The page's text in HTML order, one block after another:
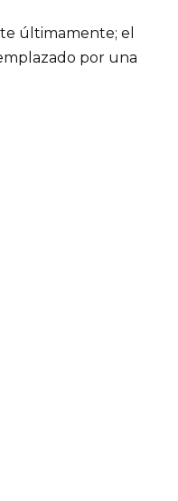
últimamente; el
por una